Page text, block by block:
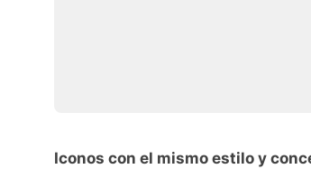
Iconos con el mismo estilo y